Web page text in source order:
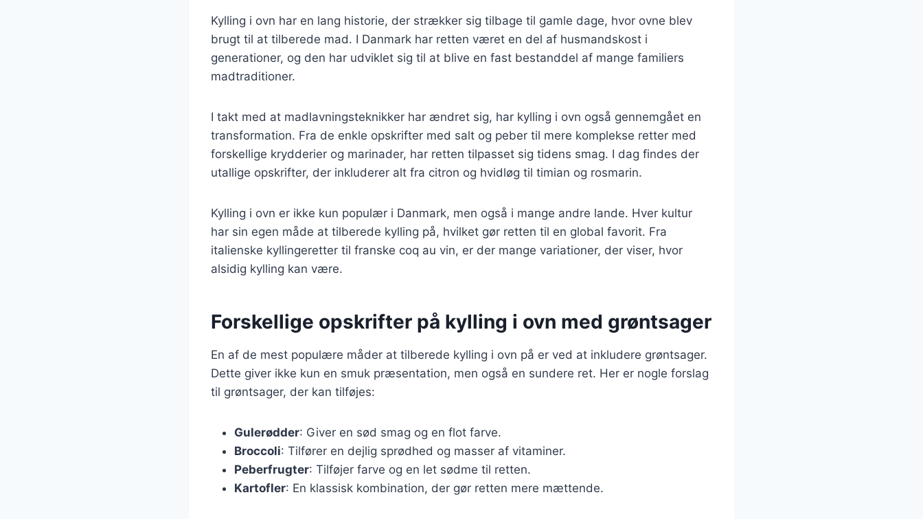
Kylling i ovn har en lang historie, der strækker sig tilbage til gamle dage, hvor ovne blev
brugt til at tilberede mad. I Danmark har retten været en del af husmandskost i
generationer, og den har udviklet sig til at blive en fast bestanddel af mange familiers
madtraditioner.
I takt med at madlavningsteknikker har ændret sig, har kylling i ovn også gennemgået en
transformation. Fra de enkle opskrifter med salt og peber til mere komplekse retter med
forskellige krydderier og marinader, har retten tilpasset sig tidens smag. I dag findes der
utallige opskrifter, der inkluderer alt fra citron og hvidløg til timian og rosmarin.
Kylling i ovn er ikke kun populær i Danmark, men også i mange andre lande. Hver kultur
har sin egen måde at tilberede kylling på, hvilket gør retten til en global favorit. Fra
italienske kyllingeretter til franske coq au vin, er der mange variationer, der viser, hvor
alsidig kylling kan være.
Forskellige opskrifter på kylling i ovn med grøntsager
En af de mest populære måder at tilberede kylling i ovn på er ved at inkludere grøntsager.
Dette giver ikke kun en smuk præsentation, men også en sundere ret. Her er nogle forslag
til grøntsager, der kan tilføjes:
Gulerødder: Giver en sød smag og en flot farve.
Broccoli: Tilfører en dejlig sprødhed og masser af vitaminer.
Peberfrugter: Tilføjer farve og en let sødme til retten.
Kartofler: En klassisk kombination, der gør retten mere mættende.